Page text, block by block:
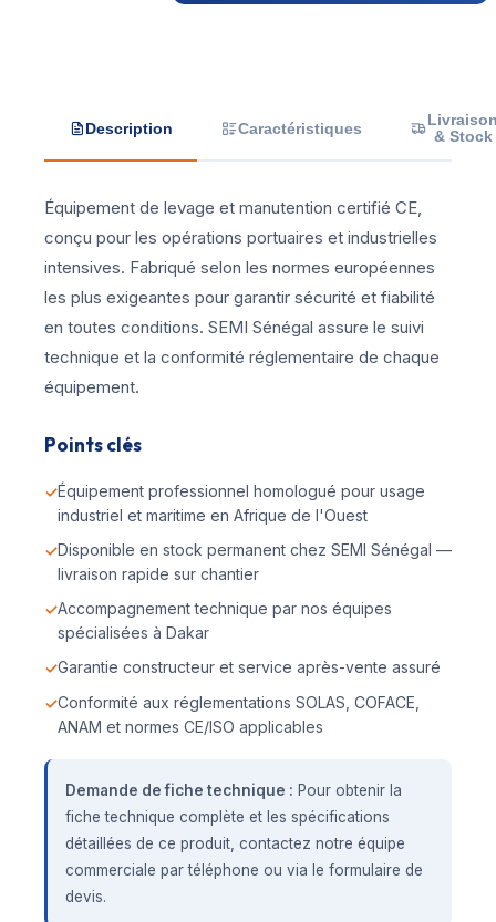
Description Caractéristiques
& Stock
Équipement de levage et manutention certifié CE,
conçu pour les opérations portuaires et industrielles
intensives. Fabriqué selon les normes européennes
les plus exigeantes pour garantir sécurité et fiabilité
en toutes conditions. SEMI Sénégal assure le suivi
technique et la conformité réglementaire de chaque
équipement.
Points clés
Équipement professionnel homologué pour usage
industriel et maritime en Afrique de l'Ouest
Disponible en stock permanent chez SEMI Sénégal —
livraison rapide sur chantier
Accompagnement technique par nos équipes
spécialisées à Dakar
Garantie constructeur et service après-vente assuré
Conformité aux réglementations SOLAS, COFACE,
ANAM et normes CE/ISO applicables
Demande de fiche technique : Pour obtenir la
fiche technique complète et les spécifications
détaillées de ce produit, contactez notre équipe
commerciale par téléphone ou via le formulaire de
devis.